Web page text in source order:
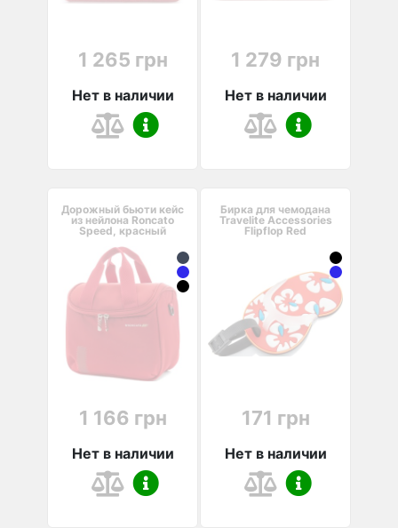
1 265 грн
Нет в наличии
1 279 грн
Нет в наличии
Дорожный бьюти кейс
из нейлона Roncato
Speed, красный
1 166 грн
Нет в наличии
Бирка для чемодана
Travelite Accessories
Flipflop Red
171 грн
Нет в наличии